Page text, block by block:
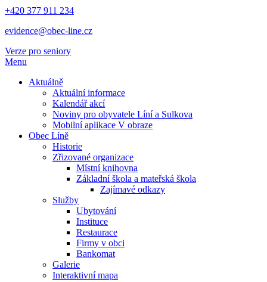
+420 377 911 234
evidence@obec-line.cz
Verze pro seniory
Menu
Aktuálně
Aktuální informace
Kalendář akcí
Noviny pro obyvatele Líní a Sulkova
Mobilní aplikace V obraze
Obec Líně
Historie
Zřizované organizace
Místní knihovna
Základní škola a mateřská škola
Zajímavé odkazy
Služby
Ubytování
Instituce
Restaurace
Firmy v obci
Bankomat
Galerie
Interaktivní mapa